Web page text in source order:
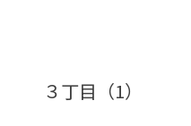
３丁目（1）